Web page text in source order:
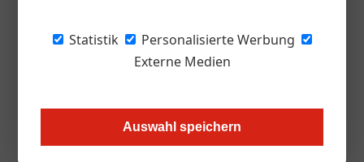
Statistik
Personalisierte Werbung
Externe Medien
Auswahl speichern
Staatsoper. Dahinter steckt die DoN-Gruppe.
seinen Betrieb einstellen. Der Pachtvertrag
wurde nicht verlängert, stattdessen will die